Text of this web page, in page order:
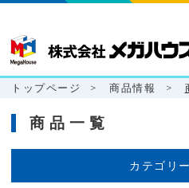
トップページ > 商品情報 >
商品一覧
カテゴリ